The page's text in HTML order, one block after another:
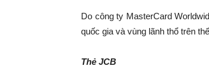
Do công ty MasterCard
quốc gia và vùng lãnh thổ trên
Thẻ JCB